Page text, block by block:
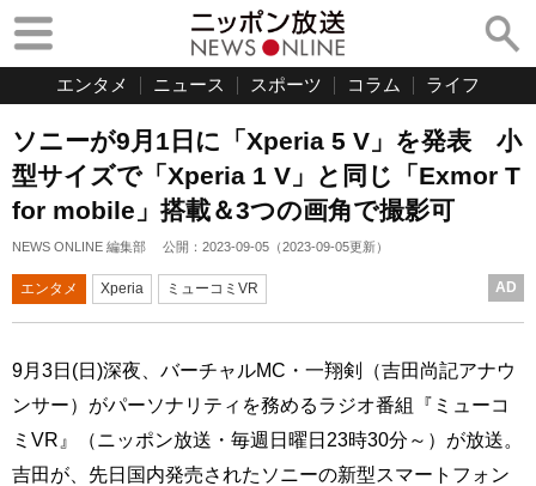
エンタメ ニュース スポーツ コラム ライフ
ソニーが9月1日に「Xperia 5 V」を発表 小
型サイズで「Xperia 1 V」と同じ「Exmor T
for mobile」搭載＆3つの画角で撮影可
NEWS ONLINE 編集部 公開： 2023-09-05 （2023-09-05更新）
エンタメ Xperia ミューコミVR AD
9月3日(日)深夜、バーチャルMC・一翔剣（吉田尚記アナウ
ンサー）がパーソナリティを務めるラジオ番組『ミューコ
ミVR』（ニッポン放送・毎週日曜日23時30分～）が放送。
吉田が、先日国内発売されたソニーの新型スマートフォン